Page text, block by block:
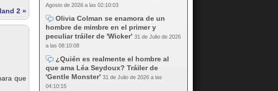
2 »
que
Agosto de 2026 a las 02:10:03
Olivia Colman se enamora de un
hombre de mimbre en el primer y
peculiar tráiler de 'Wicker' 31 de Julio de 2026
a las 08:10:08
¿Quién es realmente el hombre al
que ama Léa Seydoux? Tráiler de
'Gentle Monster' 31 de Julio de 2026 a las
04:10:15